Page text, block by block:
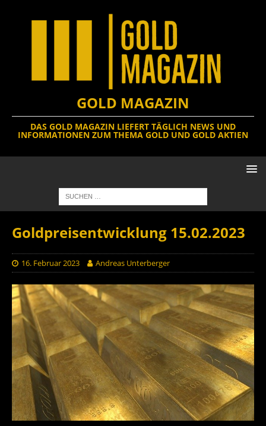
GOLD MAGAZIN
DAS GOLD MAGAZIN LIEFERT TÄGLICH NEWS UND
INFORMATIONEN ZUM THEMA GOLD UND GOLD AKTIEN
Goldpreisentwicklung 15.02.2023
16. Februar 2023 Andreas Unterberger